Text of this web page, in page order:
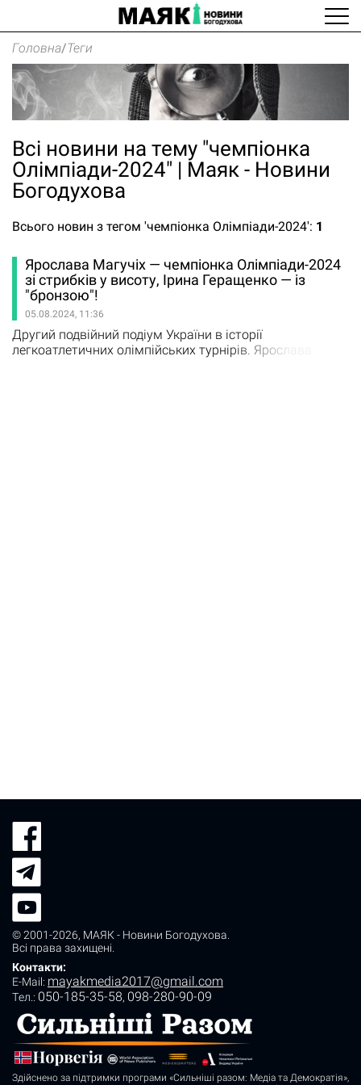
Головна/Теги
Всі новини на тему "чемпіонка
Олімпіади-2024" | Маяк - Новини
Богодухова
Всього новин з тегом 'чемпіонка Олімпіади-2024': 1
Ярослава Магучіх — чемпіонка Олімпіади-2024
зі стрибків у висоту, Ірина Геращенко — із
"бронзою"!
05.08.2024, 11:36
Другий подвійний подіум України в історії
легкоатлетичних олімпійських турнірів. Ярослава
© 2001-2026, МАЯК - Новини Богодухова
Всі права захищені.
Контакти:
E-Mail: mayakmedia2017@gmail.com
Tел.: 050-185-35-58, 098-280-90-09
Здійснено за підтримки програми «Сильніші разом: Медіа та Демократія»,